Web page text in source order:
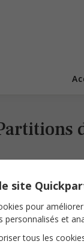
site
pour
personnalisés et
tous les